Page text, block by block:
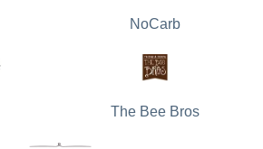
NoCarb
The Bee Bros